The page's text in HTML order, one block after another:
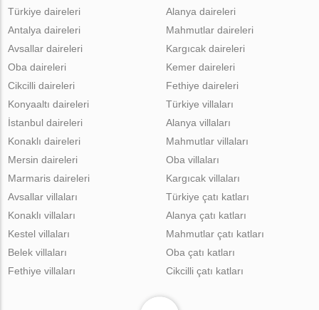
Türkiye daireleri
Antalya daireleri
Avsallar daireleri
Oba daireleri
Cikcilli daireleri
Alanya daireleri
Mahmutlar daireleri
Kargıcak daireleri
Kemer daireleri
Fethiye daireleri
Konyaaltı daireleri
İstanbul daireleri
Konaklı daireleri
Mersin daireleri
Marmaris daireleri
Türkiye villaları
Alanya villaları
Mahmutlar villaları
Oba villaları
Kargıcak villaları
Avsallar villaları
Konaklı villaları
Kestel villaları
Belek villaları
Fethiye villaları
Türkiye çatı katları
Alanya çatı katları
Mahmutlar çatı katları
Oba çatı katları
Cikcilli çatı katları